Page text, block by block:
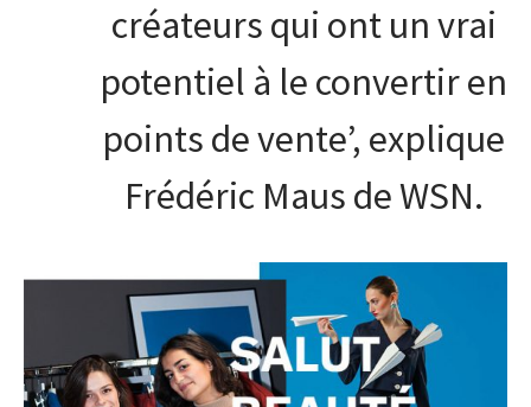
créateurs qui ont un vrai
potentiel à le convertir en
points de vente’, explique
Frédéric Maus de WSN.